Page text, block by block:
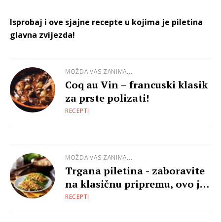
Isprobaj i ove sjajne recepte u kojima je piletina
glavna zvijezda!
MOŽDA VAS ZANIMA...
Coq au Vin – francuski klasik
za prste polizati!
RECEPTI
MOŽDA VAS ZANIMA...
Trgana piletina - zaboravite
na klasičnu pripremu, ovo je
savršenstvo!
RECEPTI